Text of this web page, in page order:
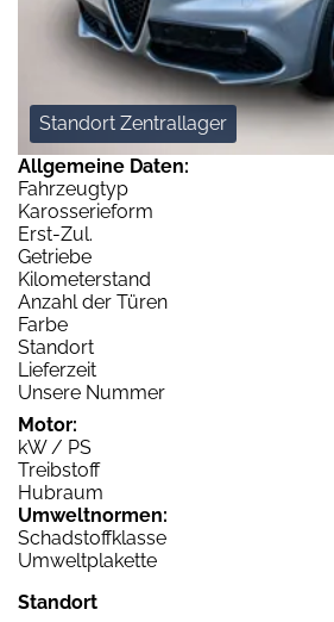
Standort Zentrallager
Allgemeine Daten:
Fahrzeugtyp
Karosserieform
Erst-Zul.
Getriebe
Kilometerstand
Anzahl der Türen
Farbe
Standort
Lieferzeit
Unsere Nummer
Motor:
kW / PS
Treibstoff
Hubraum
Umweltnormen:
Schadstoffklasse
Umweltplakette
Standort